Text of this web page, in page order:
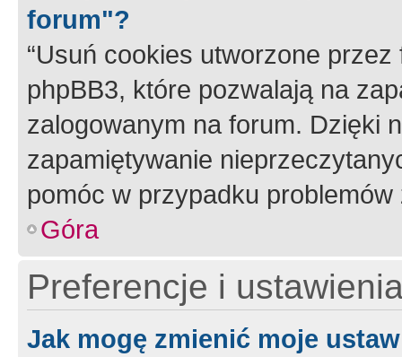
forum"?
“Usuń cookies utworzone
phpBB3, które pozwalają na
zalogowanym na forum. Dzięki
zapamiętywanie
pomóc w przypadku
Góra
Preferencje i
Jak mogę zmienić moje